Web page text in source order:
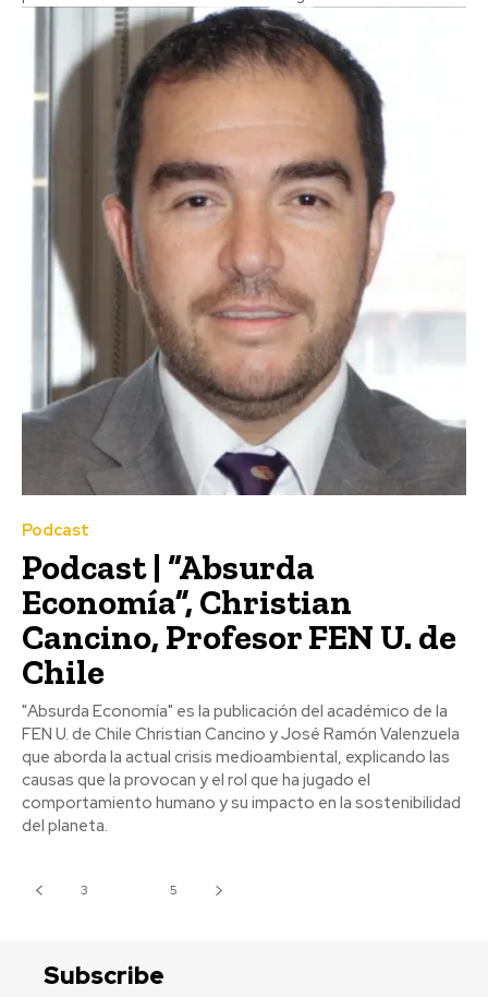
Podcast
Podcast | “Absurda
Economía”, Christian
Cancino, Profesor FEN U. de
Chile
"Absurda Economía" es la publicación del académico de la
FEN U. de Chile Christian Cancino y José Ramón Valenzuela
que aborda la actual crisis medioambiental, explicando las
causas que la provocan y el rol que ha jugado el
comportamiento humano y su impacto en la sostenibilidad
del planeta.
3 5
Subscribe